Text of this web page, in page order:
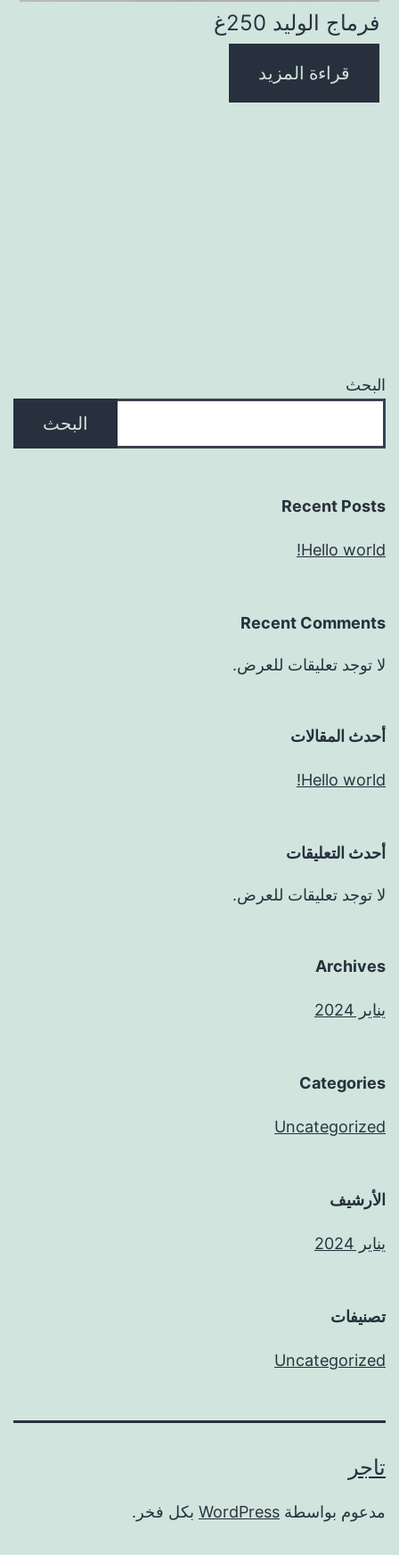
فرماج الوليد 250غ
قراءة المزيد
البحث
البحث
Recent Posts
Hello world!
Recent Comments
لا توجد تعليقات للعرض.
أحدث المقالات
Hello world!
أحدث التعليقات
لا توجد تعليقات للعرض.
Archives
يناير 2024
Categories
Uncategorized
الأرشيف
يناير 2024
تصنيفات
Uncategorized
تاجر
مدعوم بواسطة WordPress بكل فخر.